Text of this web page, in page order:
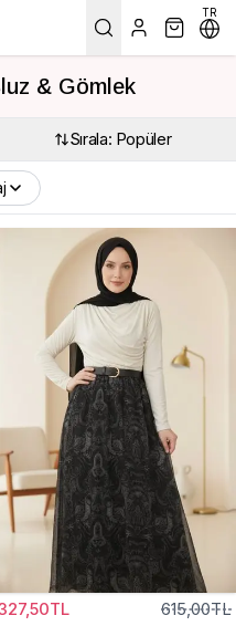
TR
& Gömlek
Sırala: Popüler
615,00TL